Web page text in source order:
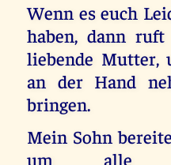
Wenn es euch
haben, dann
liebende Mutter,
an der Hand
bringen.
Mein Sohn
um alle